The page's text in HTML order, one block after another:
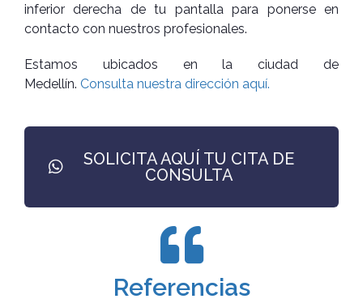
inferior derecha de tu pantalla para ponerse en
contacto con nuestros profesionales.
Estamos ubicados en la ciudad de
Medellín. Consulta nuestra dirección aquí.
SOLICITA AQUÍ TU CITA DE
CONSULTA
Referencias